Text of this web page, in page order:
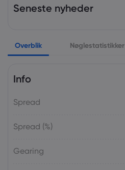
Seneste nyheder
Overblik Nøglestatistikker
Info
Spread
Spread (%)
Gearing